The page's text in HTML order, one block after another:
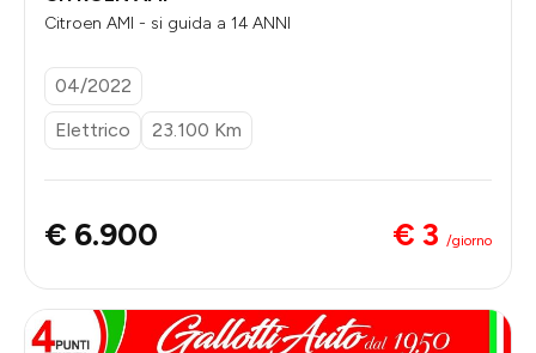
Citroen AMI - si guida a 14 ANNI
04/2022
Elettrico
23.100 Km
€ 6.900 € 3 /giorno